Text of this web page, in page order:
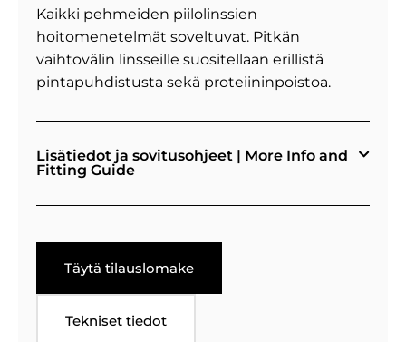
Kaikki pehmeiden piilolinssien
hoitomenetelmät soveltuvat. Pitkän
vaihtovälin linsseille suositellaan erillistä
pintapuhdistusta sekä proteiininpoistoa.
Lisätiedot ja sovitusohjeet | More Info and
Fitting Guide
Täytä tilauslomake
Tekniset tiedot